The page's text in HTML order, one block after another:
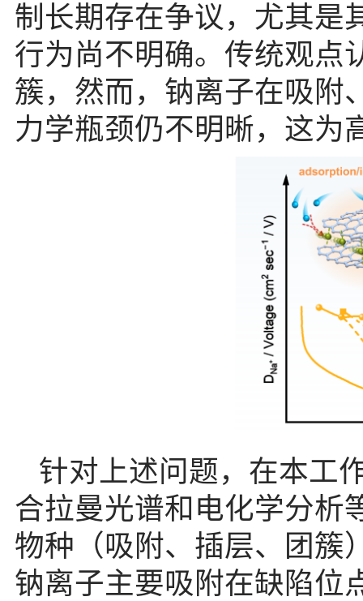
制长期存在争议，尤其是
行为尚不明确。传统观点
簇，然而，钠离子在吸附
力学瓶颈仍不明晰，这为
针对上述问题，在本工
合拉曼光谱和电化学分析
物种（吸附、插层、团簇
钠离子主要吸附在缺陷位